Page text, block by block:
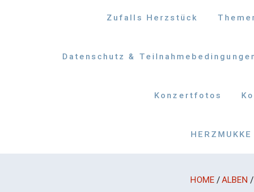
Zufalls Herzstück
Datenschutz &
Konzertfotos
HOME /ALBEN /